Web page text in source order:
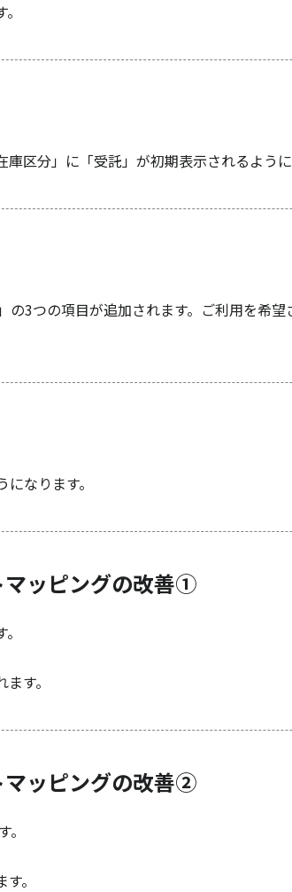
区分」に「受託」が初期表示されるよう
3つの項目が追加されます。ご利用を希
なります。
マッピングの改善①
す。
マッピングの改善②
。